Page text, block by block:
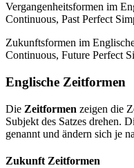
Vergangenheitsformen im
Continuous, Past Perfect
Zukunftsformen im
Continuous, Future Perfect
Englische Zeitformen
Die Zeitformen zeigen die
Subjekt des Satzes drehen.
genannt und ändern sich je
Zukunft Zeitformen